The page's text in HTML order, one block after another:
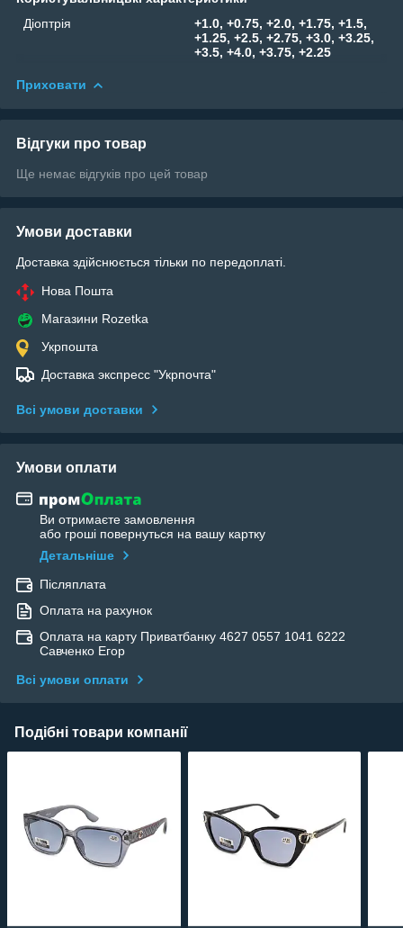
Діоптрія
+1.0, +0.75, +2.0, +1.75, +1.5,
+1.25, +2.5, +2.75, +3.0, +3.25,
+3.5, +4.0, +3.75, +2.25
Приховати
Відгуки про товар
Ще немає відгуків про цей товар
Умови доставки
Доставка здійснюється тільки по передоплаті.
Нова Пошта
Магазини Rozetka
Укрпошта
Доставка экспресс "Укрпочта"
Всі умови доставки
Умови оплати
Ви отримаєте замовлення
або гроші повернуться на вашу картку
Детальніше
Післяплата
Оплата на рахунок
Оплата на карту Приватбанку 4627 0557 1041 6222
Савченко Егор
Всі умови оплати
Подібні товари компанії